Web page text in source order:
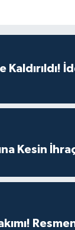
Kesin